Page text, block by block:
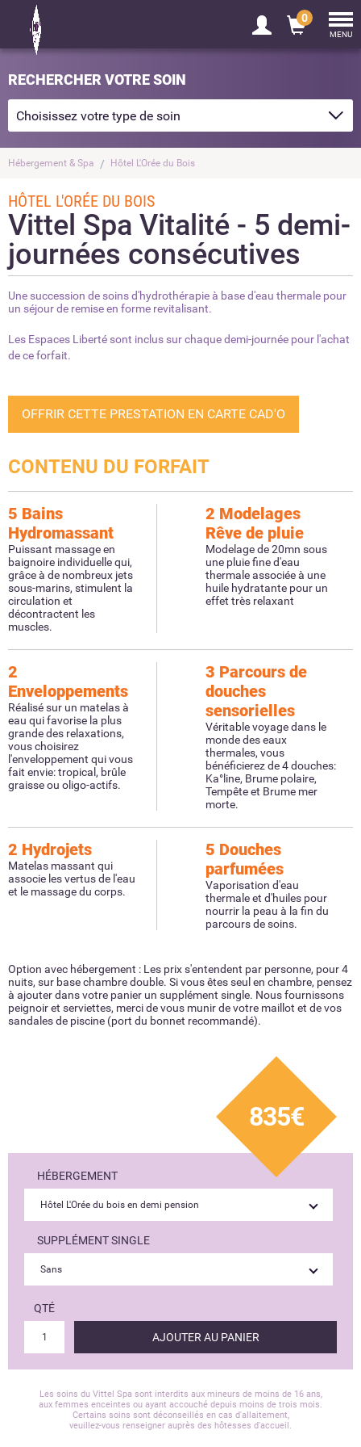
0
MENU
RECHERCHER VOTRE SOIN
Hébergement & Spa Hôtel L'Orée du Bois
HÔTEL L'ORÉE DU BOIS
Vittel Spa Vitalité - 5 demi-
journées consécutives
Une succession de soins d'hydrothérapie à base d'eau thermale pour
un séjour de remise en forme revitalisant.
Les Espaces Liberté sont inclus sur chaque demi-journée pour l'achat
de ce forfait.
OFFRIR CETTE PRESTATION EN CARTE CAD'O
CONTENU DU FORFAIT
5 Bains
Hydromassant
Puissant massage en
baignoire individuelle qui,
grâce à de nombreux jets
sous-marins, stimulent la
circulation et
décontractent les
muscles.
2 Modelages
Rêve de pluie
Modelage de 20mn sous
une pluie fine d'eau
thermale associée à une
huile hydratante pour un
effet très relaxant
2
Enveloppements
Réalisé sur un matelas à
eau qui favorise la plus
grande des relaxations,
vous choisirez
l'enveloppement qui vous
fait envie: tropical, brûle
graisse ou oligo-actifs.
3 Parcours de
douches
sensorielles
Véritable voyage dans le
monde des eaux
thermales, vous
bénéficierez de 4 douches:
Ka°line, Brume polaire,
Tempête et Brume mer
morte.
2 Hydrojets
Matelas massant qui
associe les vertus de l'eau
et le massage du corps.
5 Douches
parfumées
Vaporisation d'eau
thermale et d'huiles pour
nourrir la peau à la fin du
parcours de soins.
Option avec hébergement : Les prix s'entendent par personne, pour 4
nuits, sur base chambre double. Si vous êtes seul en chambre, pensez
à ajouter dans votre panier un supplément single. Nous fournissons
peignoir et serviettes, merci de vous munir de votre maillot et de vos
sandales de piscine (port du bonnet recommandé).
835€
HÉBERGEMENT
SUPPLÉMENT SINGLE
QTÉ
AJOUTER AU PANIER
Les soins du Vittel Spa sont interdits aux mineurs de moins de 16 ans,
aux femmes enceintes ou ayant accouché depuis moins de trois mois.
Certains soins sont déconseillés en cas d'allaitement,
veuillez-vous renseigner auprès des hôtesses d'accueil.